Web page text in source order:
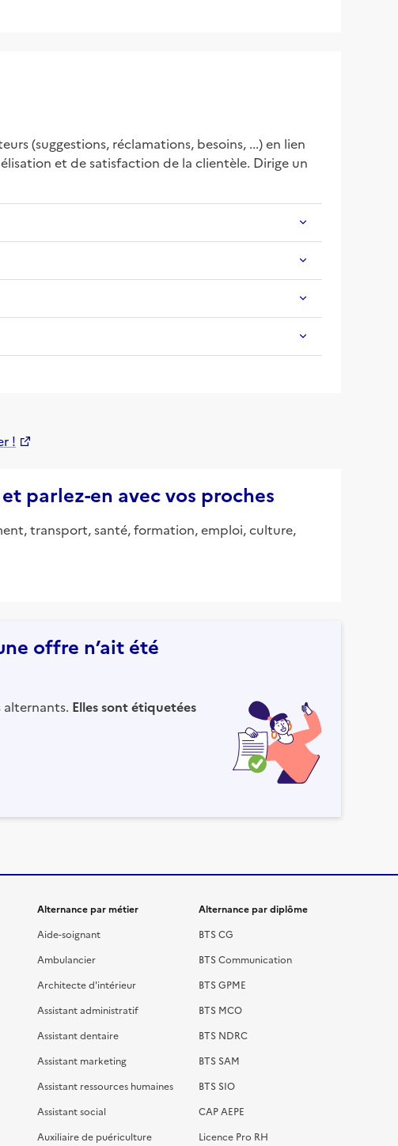
(suggestions, réclamations, besoins, ...) en lien
et de satisfaction de la clientèle. Dirige un
!
parlez-en avec vos proches
transport, santé, formation, emploi, culture,
offre n’ait été
alternants. Elles sont étiquetées
Alternance par métier
Aide-soignant
Ambulancier
Architecte d'intérieur
Assistant administratif
Assistant dentaire
Assistant marketing
Assistant ressources humaines
Assistant social
Auxiliaire de puériculture
Alternance par diplôme
BTS CG
BTS Communication
BTS GPME
BTS MCO
BTS NDRC
BTS SAM
BTS SIO
CAP AEPE
Licence Pro RH